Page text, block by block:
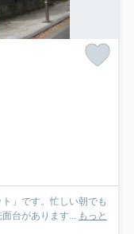
」です。忙しい朝でも
台があります... もっと